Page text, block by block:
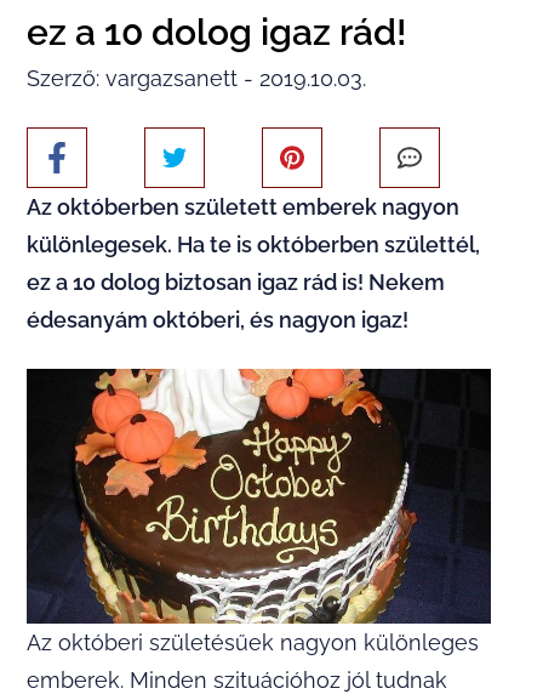
ez a 10 dolog igaz rád!
Szerző: vargazsanett - 2019.10.03.
Az októberben született emberek nagyon
különlegesek. Ha te is októberben születtél,
ez a 10 dolog biztosan igaz rád is! Nekem
édesanyám októberi, és nagyon igaz!
Az októberi születésűek nagyon különleges
emberek. Minden szituációhoz jól tudnak